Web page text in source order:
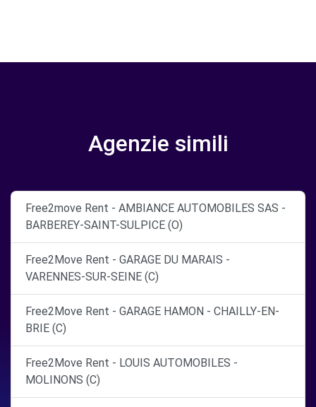
Agenzie simili
Free2move Rent - AMBIANCE AUTOMOBILES SAS -
BARBEREY-SAINT-SULPICE (O)
Free2Move Rent - GARAGE DU MARAIS -
VARENNES-SUR-SEINE (C)
Free2Move Rent - GARAGE HAMON - CHAILLY-EN-
BRIE (C)
Free2Move Rent - LOUIS AUTOMOBILES -
MOLINONS (C)